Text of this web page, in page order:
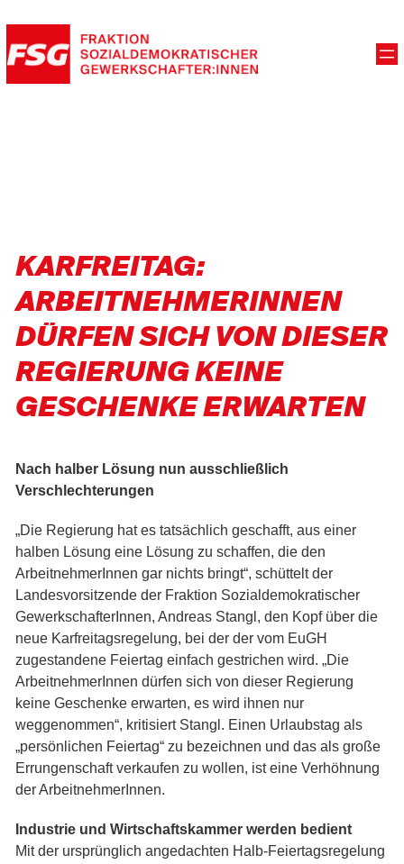
KARFREITAG:
ARBEITNEHMERINNEN
DÜRFEN SICH VON DIESER
REGIERUNG KEINE
GESCHENKE ERWARTEN
Nach halber Lösung nun ausschließlich
Verschlechterungen
„Die Regierung hat es tatsächlich geschafft, aus einer
halben Lösung eine Lösung zu schaffen, die den
ArbeitnehmerInnen gar nichts bringt“, schüttelt der
Landesvorsitzende der Fraktion Sozialdemokratischer
GewerkschafterInnen, Andreas Stangl, den Kopf über die
neue Karfreitagsregelung, bei der der vom EuGH
zugestandene Feiertag einfach gestrichen wird. „Die
ArbeitnehmerInnen dürfen sich von dieser Regierung
keine Geschenke erwarten, es wird ihnen nur
weggenommen“, kritisiert Stangl. Einen Urlaubstag als
„persönlichen Feiertag“ zu bezeichnen und das als große
Errungenschaft verkaufen zu wollen, ist eine Verhöhnung
der ArbeitnehmerInnen.
Industrie und Wirtschaftskammer werden bedient
Mit der ursprünglich angedachten Halb-Feiertagsregelung